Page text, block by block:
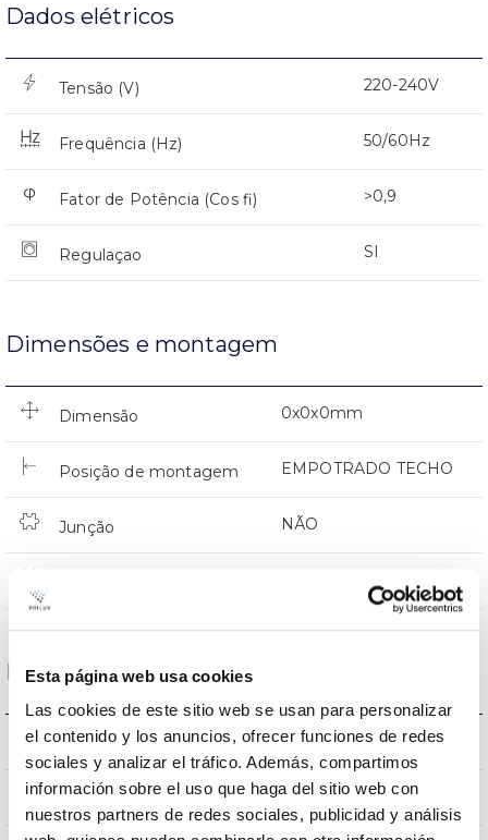
Esta página web usa cookies
Las cookies de este sitio web se usan para personalizar
el contenido y los anuncios, ofrecer funciones de redes
sociales y analizar el tráfico. Además, compartimos
información sobre el uso que haga del sitio web con
nuestros partners de redes sociales, publicidad y análisis
Dados elétricos
Tensão (V) 220-240V
Frequência (Hz) 50/60Hz
Fator de Potência (Cos fi) >0,9
Regulaçao SI
Dimensões e montagem
Dimensão 0x0x0mm
Posição de montagem EMPOTRADO TECHO
Junção NÃO
Dados ópticos
Temperatura de cor 4000K
CRI Índice de repr. cromática 80